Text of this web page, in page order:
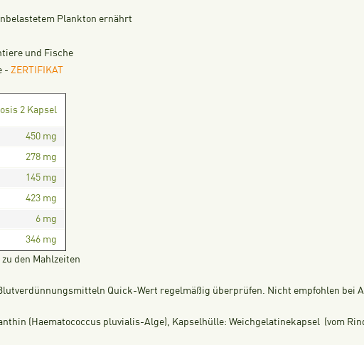
Plankton ernährt
und Fische
- ZERTIFIKAT
2 Kapsel
450 mg
278 mg
145 mg
423 mg
6 mg
346 mg
den Mahlzeiten
Quick-Wert regelmäßig überprüfen. Nicht empfohlen bei
(Haematococcus pluvialis-Alge), Kapselhülle: Weichgelatinekapsel (vom